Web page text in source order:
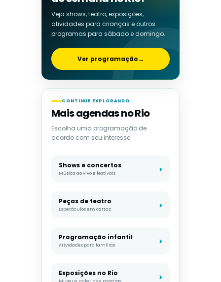
Veja shows, teatro, exposições,
atividades para crianças e outros
programas para sábado e domingo.
Ver programação→
CONTINUE EXPLORANDO
Mais agendas no Rio
Escolha uma programação de
acordo com seu interesse.
Shows e concertos
Música ao vivo e festivais
Peças de teatro
Espetáculos em cartaz
Programação infantil
Atividades para famílias
Exposições no Rio